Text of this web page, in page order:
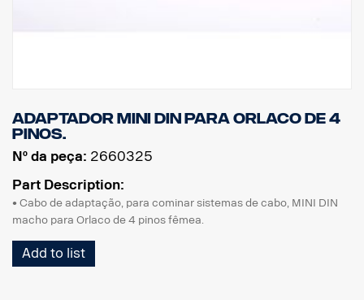
Adaptador MINI DIN para Orlaco de 4
pinos.
Nº da peça: 2660325
Part Description:
• Cabo de adaptação, para cominar sistemas de cabo, MINI DIN
macho para Orlaco de 4 pinos fêmea.
Add to list